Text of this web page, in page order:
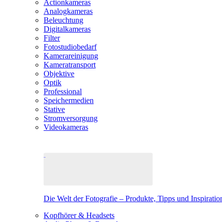
Actionkameras
Analogkameras
Beleuchtung
Digitalkameras
Filter
Fotostudiobedarf
Kamerareinigung
Kameratransport
Objektive
Optik
Professional
Speichermedien
Stative
Stromversorgung
Videokameras
Die Welt der Fotografie – Produkte, Tipps und
Kopfhörer & Headsets